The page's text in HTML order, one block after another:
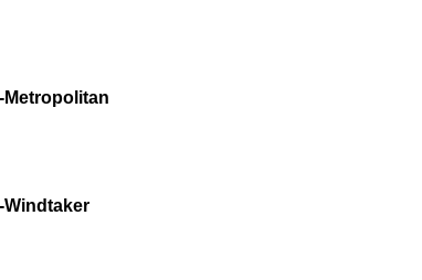
Metropolitan
Windtaker